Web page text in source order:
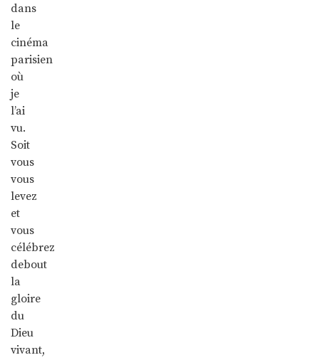
dans
le
cinéma
parisien
où
je
l’ai
vu.
Soit
vous
vous
levez
et
vous
célébrez
debout
la
gloire
du
Dieu
vivant,